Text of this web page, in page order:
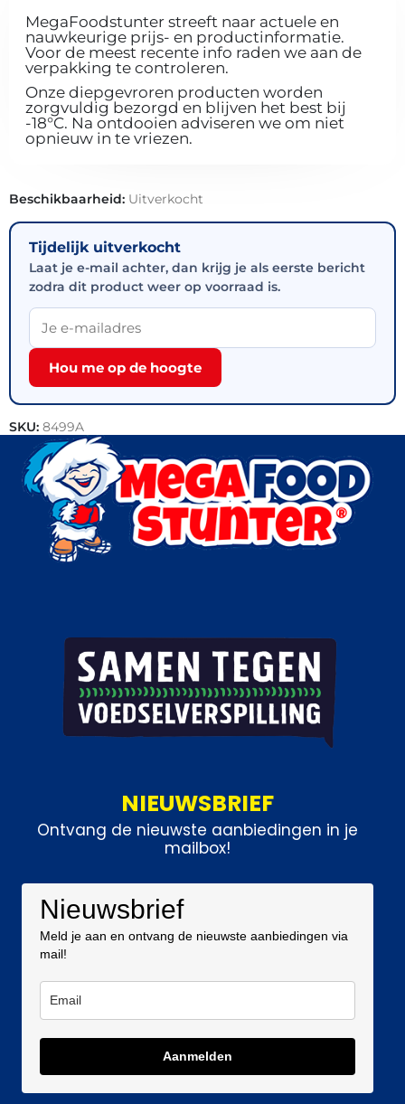
MegaFoodstunter streeft naar actuele en
nauwkeurige prijs- en productinformatie.
Voor de meest recente info raden we aan de
verpakking te controleren.
Onze diepgevroren producten worden
zorgvuldig bezorgd en blijven het best bij
-18°C. Na ontdooien adviseren we om niet
opnieuw in te vriezen.
Beschikbaarheid: Uitverkocht
Tijdelijk uitverkocht
Laat je e-mail achter, dan krijg je als eerste bericht
zodra dit product weer op voorraad is.
Hou me op de hoogte
SKU: 8499A
Categorieën:Vegetarisch
NIEUWSBRIEF
Ontvang de nieuwste aanbiedingen in je
mailbox!
Nieuwsbrief
Meld je aan en ontvang de nieuwste aanbiedingen via
mail!
Aanmelden